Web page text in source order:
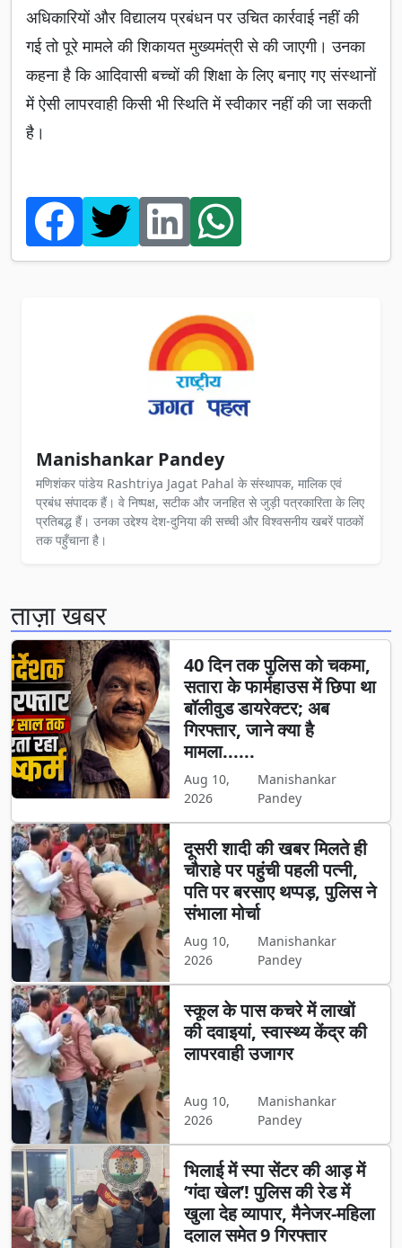
अधिकारियों और विद्यालय प्रबंधन पर उचित कार्रवाई नहीं की
गई तो पूरे मामले की शिकायत मुख्यमंत्री से की जाएगी। उनका
कहना है कि आदिवासी बच्चों की शिक्षा के लिए बनाए गए संस्थानों
में ऐसी लापरवाही किसी भी स्थिति में स्वीकार नहीं की जा सकती
है।
Manishankar Pandey
मणिशंकर पांडेय Rashtriya Jagat Pahal के संस्थापक, मालिक एवं
प्रबंध संपादक हैं। वे निष्पक्ष, सटीक और जनहित से जुड़ी पत्रकारिता के लिए
प्रतिबद्ध हैं। उनका उद्देश्य देश-दुनिया की सच्ची और विश्वसनीय खबरें पाठकों
तक पहुँचाना है।
ताज़ा खबर
40 दिन तक पुलिस को चकमा,
सतारा के फार्महाउस में छिपा था
बॉलीवुड डायरेक्टर; अब
गिरफ्तार, जाने क्या है
मामला......
Aug 10,
2026
Manishankar
Pandey
दूसरी शादी की खबर मिलते ही
चौराहे पर पहुंची पहली पत्नी,
पति पर बरसाए थप्पड़, पुलिस ने
संभाला मोर्चा
Aug 10,
2026
Manishankar
Pandey
स्कूल के पास कचरे में लाखों
की दवाइयां, स्वास्थ्य केंद्र की
लापरवाही उजागर
Aug 10,
2026
Manishankar
Pandey
भिलाई में स्पा सेंटर की आड़ में
‘गंदा खेल’! पुलिस की रेड में
खुला देह व्यापार, मैनेजर-महिला
दलाल समेत 9 गिरफ्तार